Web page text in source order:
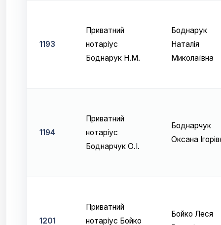
1193
Приватний
нотаріус
Боднарук Н.М.
Боднарук
Наталія
Миколаївна
1194
Приватний
нотаріус
Боднарчук О.І.
Боднарчук
Оксана
1201
Приватний
нотаріус Бойко
Бойко Леся